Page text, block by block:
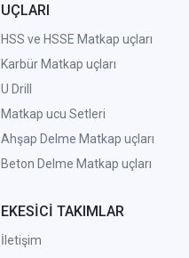
UÇLARI
HSS ve HSSE Matkap uçları
Karbür Matkap uçları
U Drill
Matkap ucu Setleri
Ahşap Delme Matkap uçları
Beton Delme Matkap uçları
EKESİCİ TAKIMLAR
İletişim